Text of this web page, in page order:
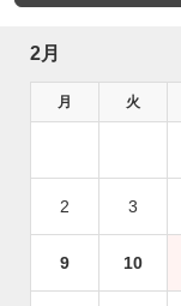
2月
月 火
2 3
9 10